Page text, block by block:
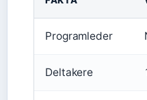
Programleder
Deltakere